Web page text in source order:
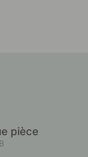
pièce